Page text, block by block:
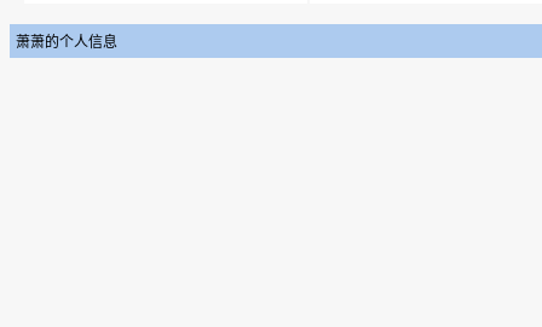
萧萧的个人信息